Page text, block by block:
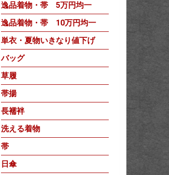
逸品着物・帯 5万円均一
逸品着物・帯 10万円均一
単衣・夏物いきなり値下げ
バッグ
草履
帯揚
長襦袢
洗える着物
帯
日傘